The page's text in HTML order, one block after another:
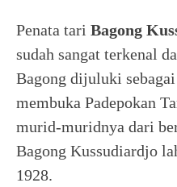
Penata tari Bagong
sudah sangat terkenal
Bagong dijuluki sebagai
membuka Padepokan
murid-muridnya dari
Bagong Kussudiardjo
1928.